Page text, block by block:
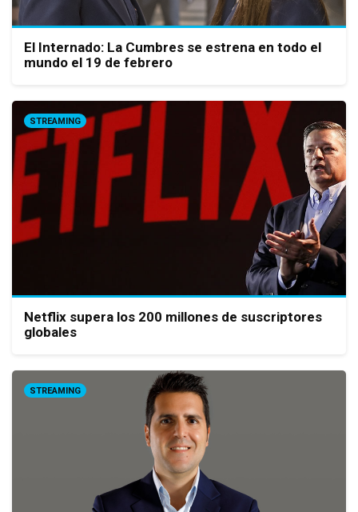
El Internado: La Cumbres se estrena en todo el
mundo el 19 de febrero
STREAMING
Netflix supera los 200 millones de suscriptores
globales
STREAMING